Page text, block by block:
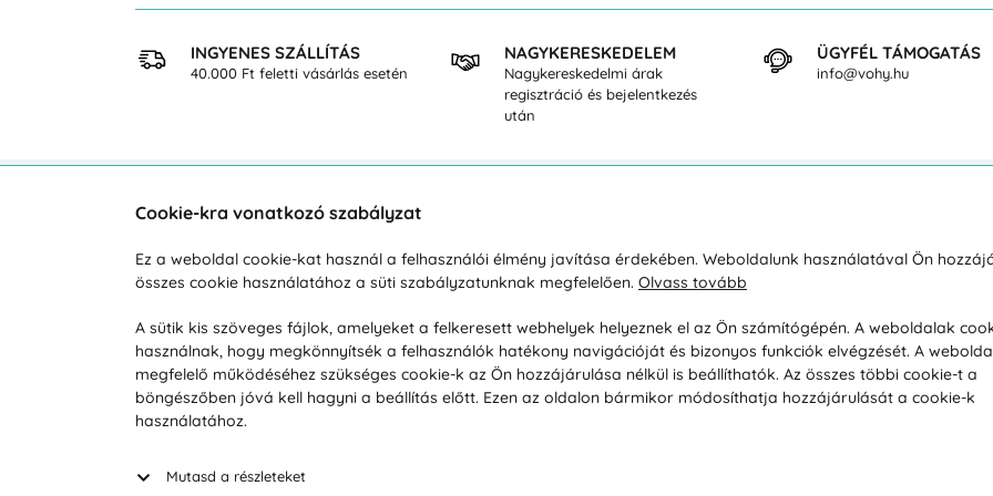
INGYENES SZÁLLÍTÁS
40.000 Ft feletti vásárlás esetén
NAGYKERESKEDELEM
Nagykereskedelmi árak
regisztráció és bejelentkezés
után
ÜGYFÉL TÁMOGATÁS
info@vohy.hu
Hétköznap 8:00-tól 16:00-ig
info@vohy.hu
Reklamáció / Áru visszaküldése
Szállítás és fizetés
Üzleti feltételek
Visszaküldési politika
Társaságról
Magánélet
Tanácsadó iroda
Cookie-kra vonatkozó szabályzat
Ez a weboldal cookie-kat használ a felhasználói élmény javítása érdekében. Weboldalunk használatával Ön
összes cookie használatához a süti szabályzatunknak megfelelően. Olvass tovább
A sütik kis szöveges fájlok, amelyeket a felkeresett webhelyek helyeznek el az Ön számítógépén. A weboldalak
használnak, hogy megkönnyítsék a felhasználók hatékony navigációját és bizonyos funkciók elvégzését. A
megfelelő működéséhez szükséges cookie-k az Ön hozzájárulása nélkül is beállíthatók. Az összes többi cookie-t a
böngészőben jóvá kell hagyni a beállítás előtt. Ezen az oldalon bármikor módosíthatja hozzájárulását a cookie-k
használatához.
Mutasd a részleteket